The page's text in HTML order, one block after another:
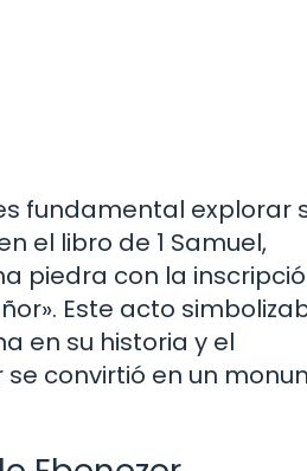
fundamental explorar
el libro de 1 Samuel,
piedra con la
Este acto
en su historia y el
convirtió en un